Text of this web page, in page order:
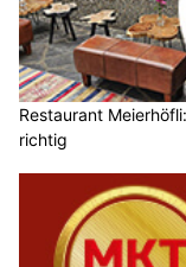
Restaurant
richtig